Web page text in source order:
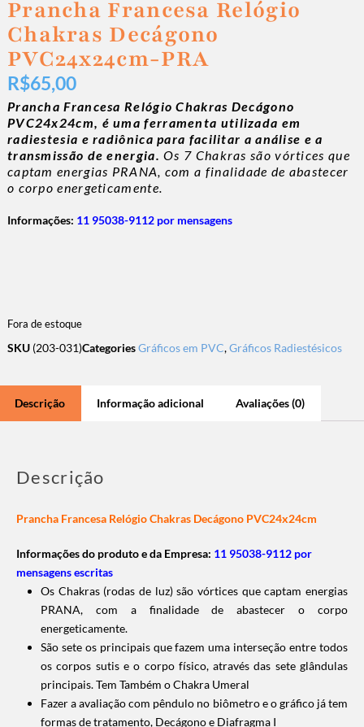
Prancha Francesa Relógio
Chakras Decágono
PVC24x24cm-PRA
R$65,00
Prancha Francesa Relógio Chakras Decágono
PVC24x24cm, é uma ferramenta utilizada em
radiestesia e radiônica para facilitar a análise e a
transmissão de energia.Os 7 Chakras são vórtices que
captam energias PRANA, com a finalidade de abastecer
o corpo energeticamente.
Informações: 11 95038-9112 por mensagens
Fora de estoque
SKU (203-031)CategoriesGráficos em PVC,Gráficos Radiestésicos
Descrição Informação adicional Avaliações (0)
Descrição
Prancha Francesa Relógio Chakras Decágono PVC24x24cm
Informações do produto e da Empresa: 11 95038-9112 por
mensagens escritas
Os Chakras (rodas de luz) são vórtices que captam energias
PRANA, com a finalidade de abastecer o corpo
energeticamente.
São sete os principais que fazem uma interseção entre todos
os corpos sutis e o corpo físico, através das sete glândulas
principais. Tem Também o Chakra Umeral
Fazer a avaliação com pêndulo no biômetro e o gráfico já tem
formas de tratamento, Decágono e Diafragma I